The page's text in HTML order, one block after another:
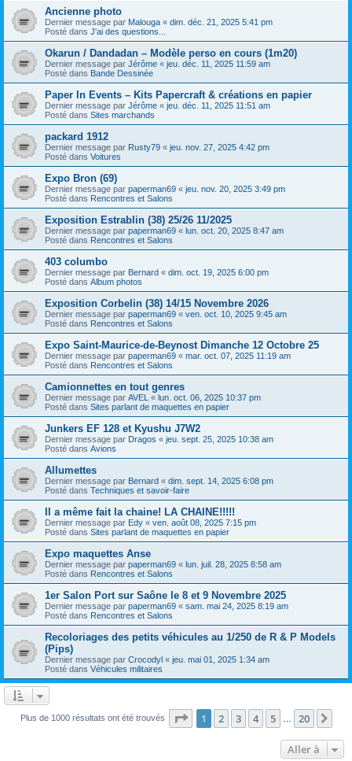
Ancienne photo
Dernier message par Malouga « dim. déc. 21, 2025 5:41 pm
Posté dans J'ai des questions...
Okarun / Dandadan – Modèle perso en cours (1m20)
Dernier message par Jérôme « jeu. déc. 11, 2025 11:59 am
Posté dans Bande Dessinée
Paper In Events – Kits Papercraft & créations en papier
Dernier message par Jérôme « jeu. déc. 11, 2025 11:51 am
Posté dans Sites marchands
packard 1912
Dernier message par Rusty79 « jeu. nov. 27, 2025 4:42 pm
Posté dans Voitures
Expo Bron (69)
Dernier message par paperman69 « jeu. nov. 20, 2025 3:49 pm
Posté dans Rencontres et Salons
Exposition Estrablin (38) 25/26 11/2025
Dernier message par paperman69 « lun. oct. 20, 2025 8:47 am
Posté dans Rencontres et Salons
403 columbo
Dernier message par Bernard « dim. oct. 19, 2025 6:00 pm
Posté dans Album photos
Exposition Corbelin (38) 14/15 Novembre 2026
Dernier message par paperman69 « ven. oct. 10, 2025 9:45 am
Posté dans Rencontres et Salons
Expo Saint-Maurice-de-Beynost Dimanche 12 Octobre 25
Dernier message par paperman69 « mar. oct. 07, 2025 11:19 am
Posté dans Rencontres et Salons
Camionnettes en tout genres
Dernier message par AVEL « lun. oct. 06, 2025 10:37 pm
Posté dans Sites parlant de maquettes en papier
Junkers EF 128 et Kyushu J7W2
Dernier message par Dragos « jeu. sept. 25, 2025 10:38 am
Posté dans Avions
Allumettes
Dernier message par Bernard « dim. sept. 14, 2025 6:08 pm
Posté dans Techniques et savoir-faire
Il a même fait la chaine! LA CHAINE!!!!!
Dernier message par Edy « ven. août 08, 2025 7:15 pm
Posté dans Sites parlant de maquettes en papier
Expo maquettes Anse
Dernier message par paperman69 « lun. juil. 28, 2025 8:58 am
Posté dans Rencontres et Salons
1er Salon Port sur Saône le 8 et 9 Novembre 2025
Dernier message par paperman69 « sam. mai 24, 2025 8:19 am
Posté dans Rencontres et Salons
Recoloriages des petits véhicules au 1/250 de R & P Models
(Pips)
Dernier message par Crocodyl « jeu. mai 01, 2025 1:34 am
Posté dans Véhicules militaires
Plus de 1000 résultats ont été trouvés Page 1sur20
1 2 3 4 5 20
Aller à